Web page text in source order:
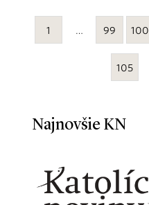
1 … 99 100
105
Najnovšie KN